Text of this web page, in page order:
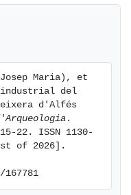
(Josep Maria), et
del
d'Alfés
.
22. ISSN 1130-
of 2026].